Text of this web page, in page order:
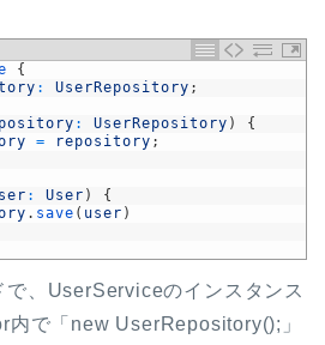
{
: UserRepository ;
: UserRepository )
{
= repository ;
: User )
{
. save ( user )
、UserServiceのインスタンス
内で「new UserRepository();」